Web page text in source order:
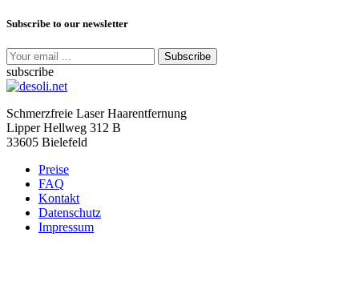
Subscribe to our newsletter
Subscribe
subscribe
Schmerzfreie Laser Haarentfernung
Lipper Hellweg 312 B
33605 Bielefeld
Preise
FAQ
Kontakt
Datenschutz
Impressum